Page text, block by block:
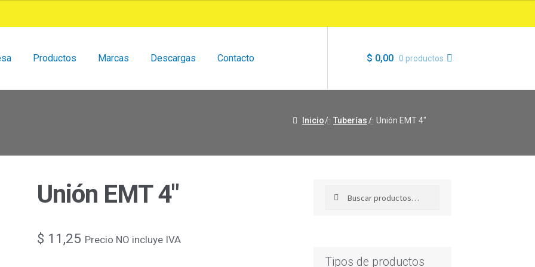
Productos Marcas Descargas Contacto $ 0,00 0 productos
Inicio/ Tuberías / Unión EMT 4″
Unión EMT 4″
$ 11,25 Precio NO incluye IVA
Tipos de productos